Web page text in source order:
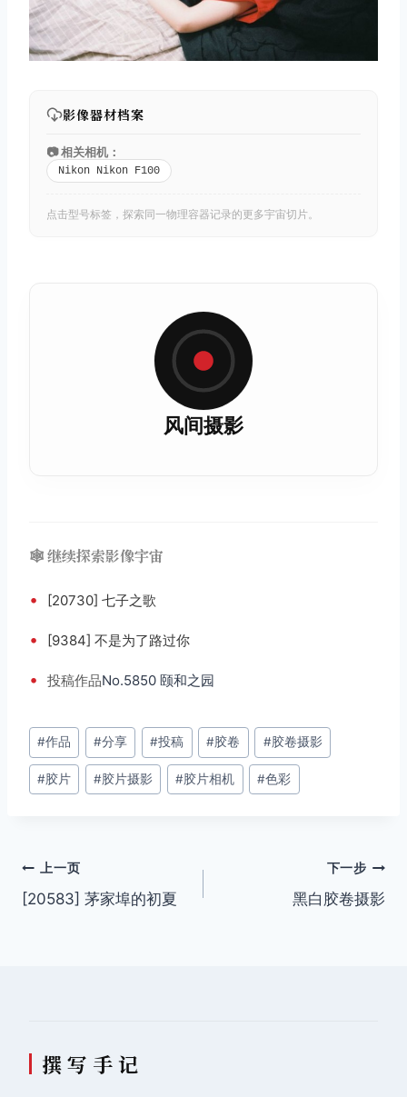
影像器材档案
📷 相关相机：
Nikon Nikon F100
点击型号标签，探索同一物理容器记录的更多宇宙切片。
风间摄影
🕸️ 继续探索影像宇宙
• [20730] 七子之歌
• [9384] 不是为了路过你
• 投稿作品No.5850 颐和之园
文
章
标
#作品 #分享 #投稿 #胶卷 #胶卷摄影
#胶片 #胶片摄影 #胶片相机 #色彩
文
章
上一页
[20583] 茅家埠的初夏
下一步
黑白胶卷摄影
撰 写 手 记